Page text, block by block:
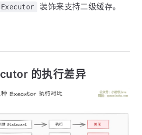
装饰来支持二级缓存。
的执行差异